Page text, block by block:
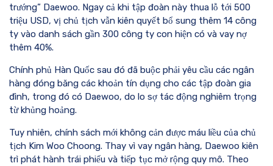
trướng” Daewoo. Ngay cả khi tập đoàn này thua lỗ tới 500
triệu USD, vị chủ tịch vẫn kiên quyết bổ sung thêm 14 công
ty vào danh sách gần 300 công ty con hiện có và vay nợ
thêm 40%.
Chính phủ Hàn Quốc sau đó đã buộc phải yêu cầu các ngân
hàng đóng băng các khoản tín dụng cho các tập đoàn gia
đình, trong đó có Daewoo, do lo sợ tác động nghiêm trọng
từ khủng hoảng.
Tuy nhiên, chính sách mới không cản được máu liều của chủ
tịch Kim Woo Choong. Thay vì vay ngân hàng, Daewoo kiên
trì phát hành trái phiếu và tiếp tục mở rộng quy mô. Theo